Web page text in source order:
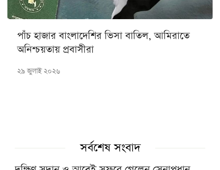
পাঁচ হাজার বাংলাদেশির ভিসা বাতিল, আমিরাতে
অনিশ্চয়তায় প্রবাসীরা
২৯ জুলাই ২০২৬
সর্বশেষ সংবাদ